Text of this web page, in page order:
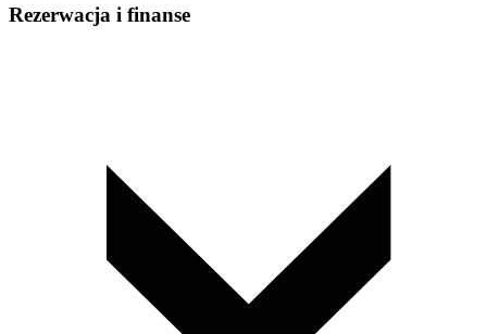
Rezerwacja i finanse